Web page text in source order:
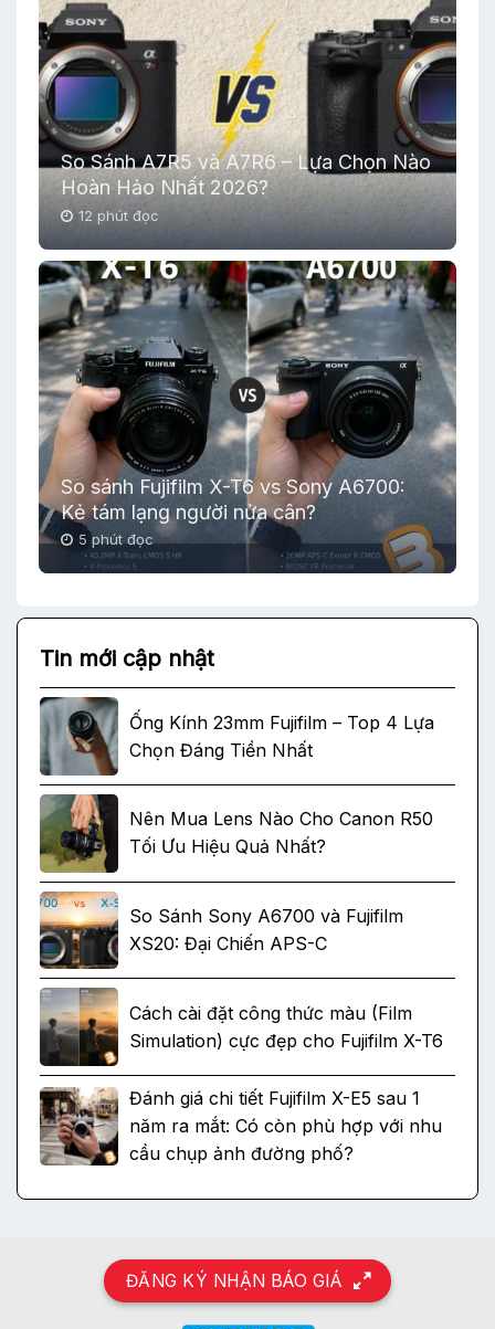
So Sánh A7R5 và A7R6 – Lựa Chọn Nào
Hoàn Hảo Nhất 2026?
12 phút đọc
So sánh Fujifilm X-T6 vs Sony A6700:
Kẻ tám lạng người nửa cân?
5 phút đọc
Tin mới cập nhật
Ống Kính 23mm Fujifilm – Top 4 Lựa
Chọn Đáng Tiền Nhất
Nên Mua Lens Nào Cho Canon R50
Tối Ưu Hiệu Quả Nhất?
So Sánh Sony A6700 và Fujifilm
XS20: Đại Chiến APS-C
Cách cài đặt công thức màu (Film
Simulation) cực đẹp cho Fujifilm X-T6
Đánh giá chi tiết Fujifilm X-E5 sau 1
năm ra mắt: Có còn phù hợp với nhu
cầu chụp ảnh đường phố?
ĐĂNG KÝ NHẬN BÁO GIÁ